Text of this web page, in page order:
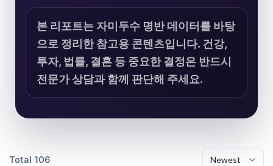
본 리포트는 자미두수 명반 데이터를 바탕
으로 정리한 참고용 콘텐츠입니다. 건강,
투자, 법률, 결혼 등 중요한 결정은 반드시
전문가 상담과 함께 판단해 주세요.
Total 106